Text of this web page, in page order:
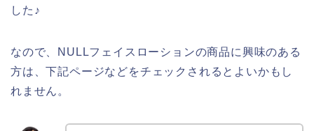
した♪
なので、NULLフェイスローションの商品に興味のある
方は、下記ページなどをチェックされるとよいかもし
れません。